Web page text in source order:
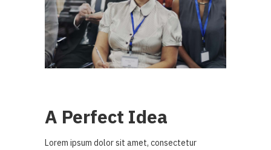
A Perfect Idea
Lorem ipsum dolor sit amet, consectetur